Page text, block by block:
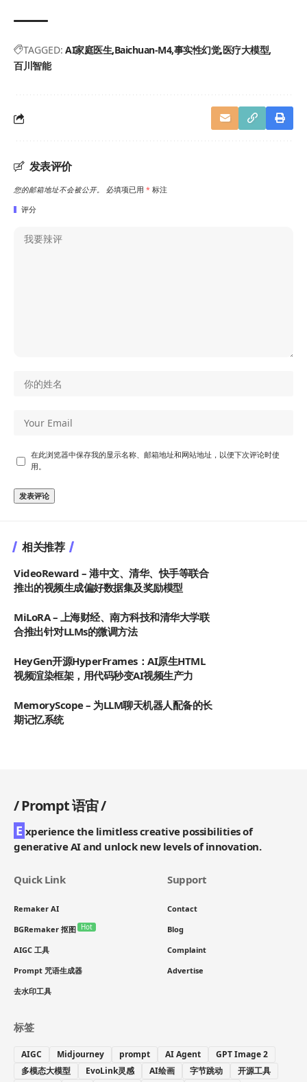
TAGGED: AI家庭医生 Baichuan-M4 事实性幻觉 医疗大模型
百川智能
发表评价
您的邮箱地址不会被公开。 必填项已用 * 标注
评分
在此浏览器中保存我的显示名称、邮箱地址和网站地址，以便下次评论时使
用。
相关推荐
VideoReward – 港中文、清华、快手等联合
推出的视频生成偏好数据集及奖励模型
MiLoRA – 上海财经、南方科技和清华大学联
合推出针对LLMs的微调方法
HeyGen开源HyperFrames：AI原生HTML
视频渲染框架，用代码秒变AI视频生产力
MemoryScope – 为LLM聊天机器人配备的长
期记忆系统
/Prompt 语宙/
E xperience the limitless creative possibilities of
generative AI and unlock new levels of innovation.
Quick Link
Remaker AI
BGRemaker 抠图 Hot
AIGC 工具
Prompt 咒语生成器
去水印工具
Support
Contact
Blog
Complaint
Advertise
标签
AIGC Midjourney prompt AI Agent
GPT Image 2
多模态大模型
EvoLink灵感 AI绘画 字节跳动
开源工具